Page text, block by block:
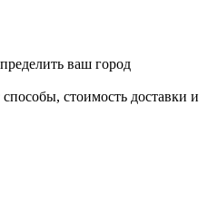
ваш город
стоимость доставки и